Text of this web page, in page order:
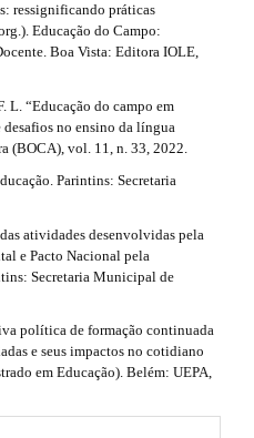
ressignificando práticas
Educação do Campo:
Boa Vista: Editora IOLE,
L. “Educação do campo em
no ensino da língua
(BOCA), vol. 11, n. 33, 2022.
Parintins: Secretaria
atividades desenvolvidas pela
e Pacto Nacional pela
Secretaria Municipal de
política de formação continuada
e seus impactos no cotidiano
em Educação). Belém: UEPA,